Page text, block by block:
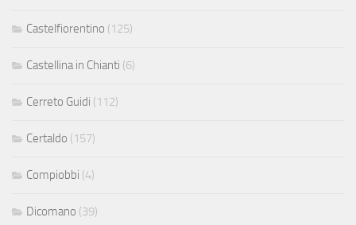
Castelfiorentino (125)
Castellina in Chianti (6)
Cerreto Guidi (112)
Certaldo (157)
Compiobbi (4)
Dicomano (39)